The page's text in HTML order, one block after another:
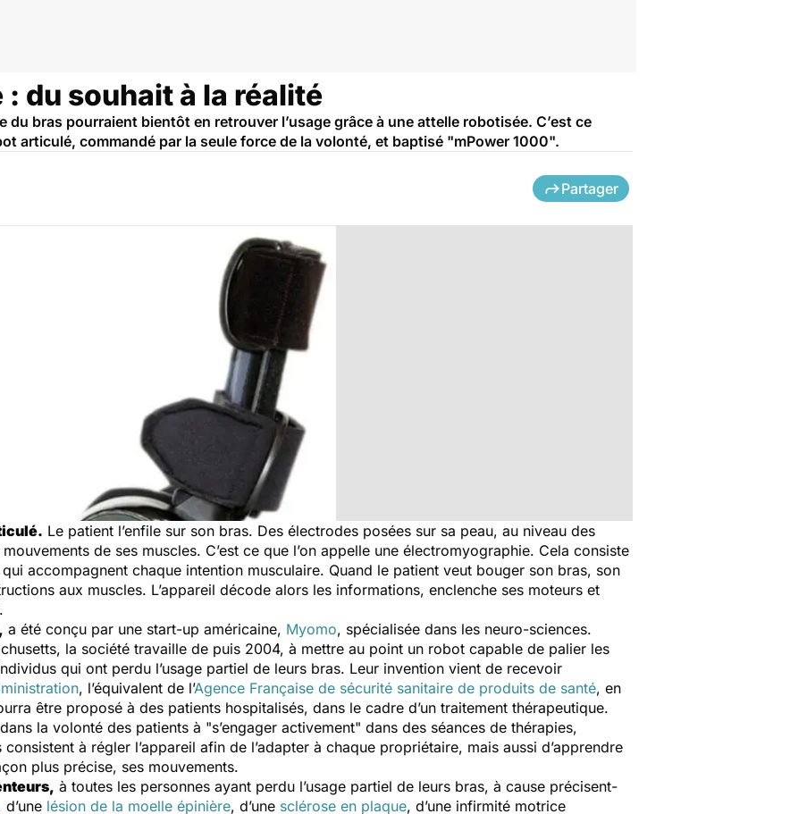
du souhait à la réalité
du bras pourraient bientôt en retrouver l’usage grâce à une attelle robotisée. C’est ce
articulé, commandé par la seule force de la volonté, et baptisé "mPower 1000".
Partager
Le patient l’enfile sur son bras. Des électrodes posées sur sa peau, au niveau des
de ses muscles. C’est ce que l’on appelle une électromyographie. Cela consiste
accompagnent chaque intention musculaire. Quand le patient veut bouger son bras, son
aux muscles. L’appareil décode alors les informations, enclenche ses moteurs et
a été conçu par une start-up américaine, Myomo, spécialisée dans les neuro-sciences.
la société travaille de puis 2004, à mettre au point un robot capable de palier les
qui ont perdu l’usage partiel de leurs bras. Leur invention vient de recevoir
, l’équivalent de l’Agence Française de sécurité sanitaire de produits de santé, en
être proposé à des patients hospitalisés, dans le cadre d’un traitement thérapeutique.
dans la volonté des patients à "s’engager activement" dans des séances de thérapies,
à régler l’appareil afin de l’adapter à chaque propriétaire, mais aussi d’apprendre
plus précise, ses mouvements.
à toutes les personnes ayant perdu l’usage partiel de leurs bras, à cause précisent-
d’une lésion de la moelle épinière, d’une sclérose en plaque, d’une infirmité motrice